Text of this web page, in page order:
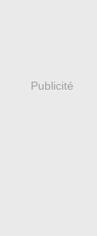
Publicité